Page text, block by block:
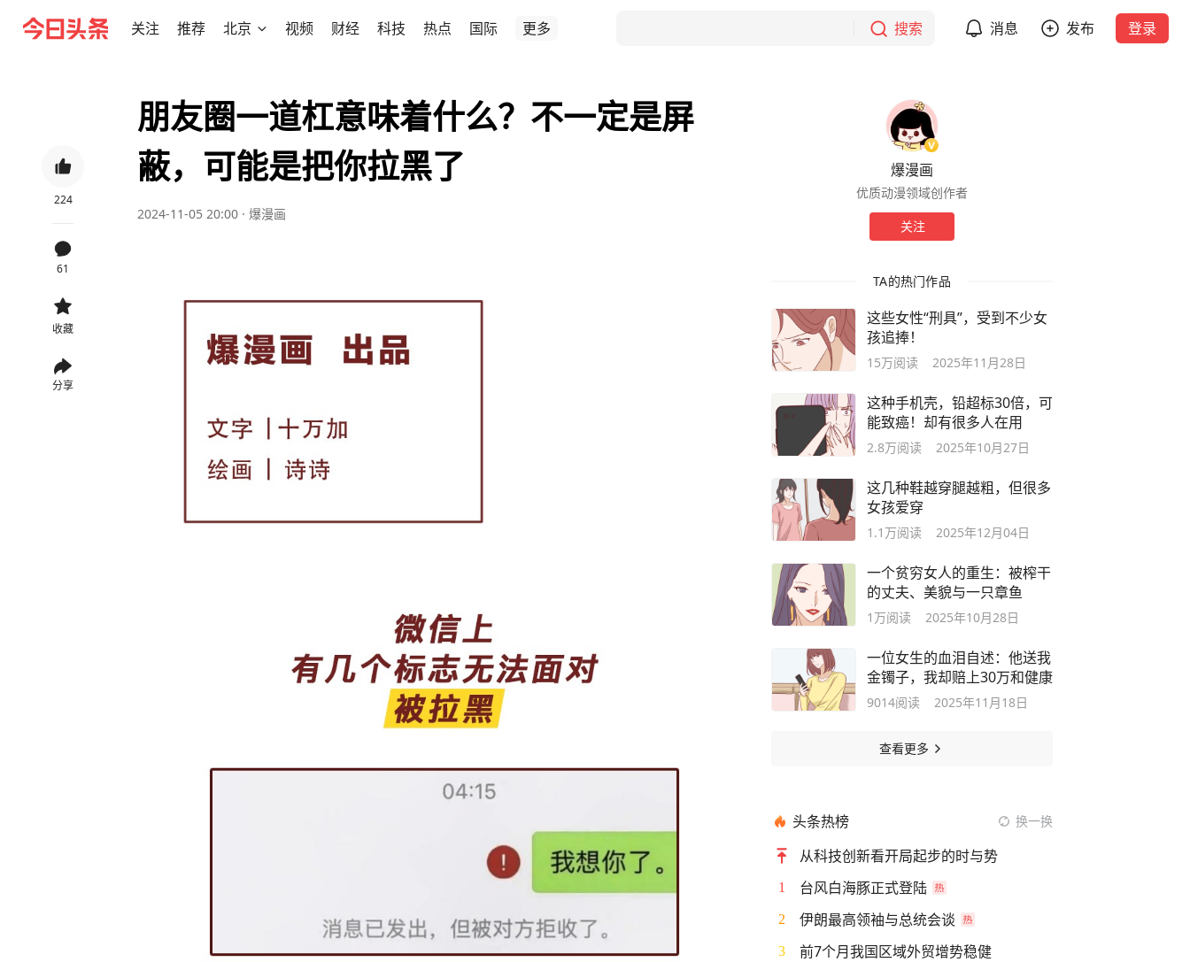
关注 推荐 北京 视频 财经 科技 热点 国际 更多 搜索 消息 发布 登录
224
61
收藏
分享
朋友圈一道杠意味着什么？不一定是屏
蔽，可能是把你拉黑了
2024-11-05 20:00 · 爆漫画
爆漫画
优质动漫领域创作者
关注
TA的热门作品
这些女性“刑具”，受到不少女
孩追捧！
15万阅读 2025年11月28日
这种手机壳，铅超标30倍，可
能致癌！却有很多人在用
2.8万阅读 2025年10月27日
这几种鞋越穿腿越粗，但很多
女孩爱穿
1.1万阅读 2025年12月04日
一个贫穷女人的重生：被榨干
的丈夫、美貌与一只章鱼
1万阅读 2025年10月28日
一位女生的血泪自述：他送我
金镯子，我却赔上30万和健康
9014阅读 2025年11月18日
查看更多
头条热榜 换一换
从科技创新看开局起步的时与势
1 台风白海豚正式登陆
2 伊朗最高领袖与总统会谈
3 前7个月我国区域外贸增势稳健